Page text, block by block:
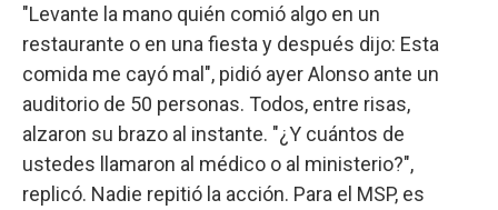
"Levante la mano quién comió algo en un
restaurante o en una fiesta y después dijo: Esta
comida me cayó mal", pidió ayer Alonso ante un
auditorio de 50 personas. Todos, entre risas,
alzaron su brazo al instante. "¿Y cuántos de
ustedes llamaron al médico o al ministerio?",
replicó. Nadie repitió la acción. Para el MSP, es